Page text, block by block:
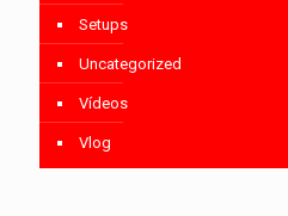
Setups
Uncategorized
Vídeos
Vlog